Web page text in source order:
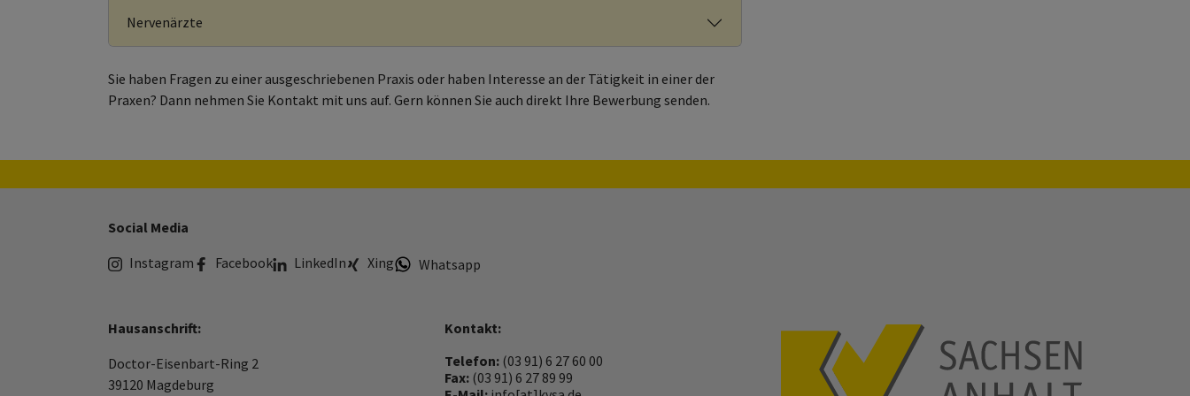
Nervenärzte
Sie haben Fragen zu einer ausgeschriebenen Praxis oder haben Interesse an der Tätigkeit in einer der
Praxen? Dann nehmen Sie Kontakt mit uns auf. Gern können Sie auch direkt Ihre Bewerbung senden.
Social Media
Instagram
Facebook LinkedIn Xing Whatsapp
Hausanschrift:
Doctor-Eisenbart-Ring 2
39120 Magdeburg
Kontakt:
Telefon: (03 91) 6 27 60 00
Fax: (03 91) 6 27 89 99